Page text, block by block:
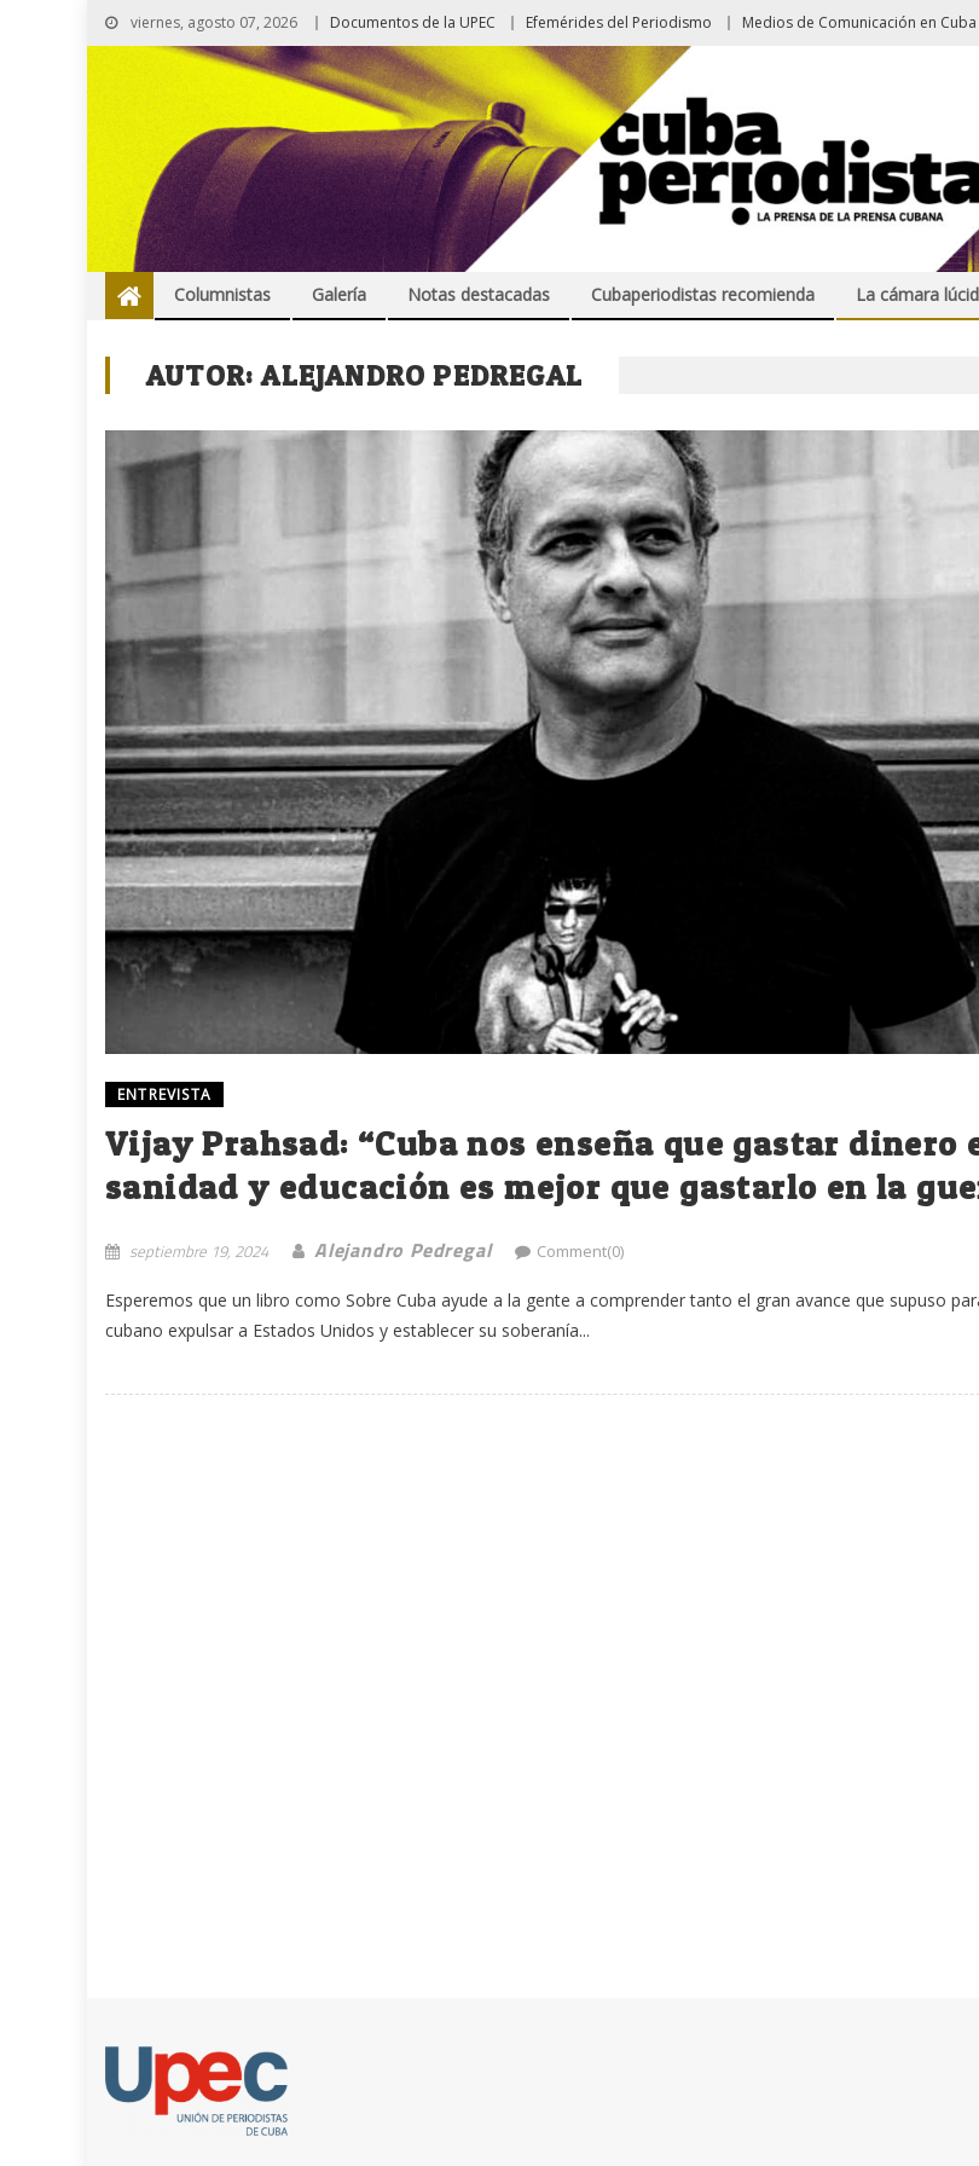
viernes, agosto 07, 2026 Documentos de la UPEC Efemérides del Periodismo Medios de Comunicación en Cuba
Columnistas Galería Notas destacadas Cubaperiodistas recomienda La cámara
AUTOR:ALEJANDRO PEDREGAL
ENTREVISTA
Vijay Prahsad: “Cuba nos enseña que gastar dinero
sanidad y educación es mejor que gastarlo en la
septiembre 19, 2024 Alejandro Pedregal Comment(0)
Esperemos que un libro como Sobre Cuba ayude a la gente a comprender tanto el gran avance que supuso
cubano expulsar a Estados Unidos y establecer su soberanía...